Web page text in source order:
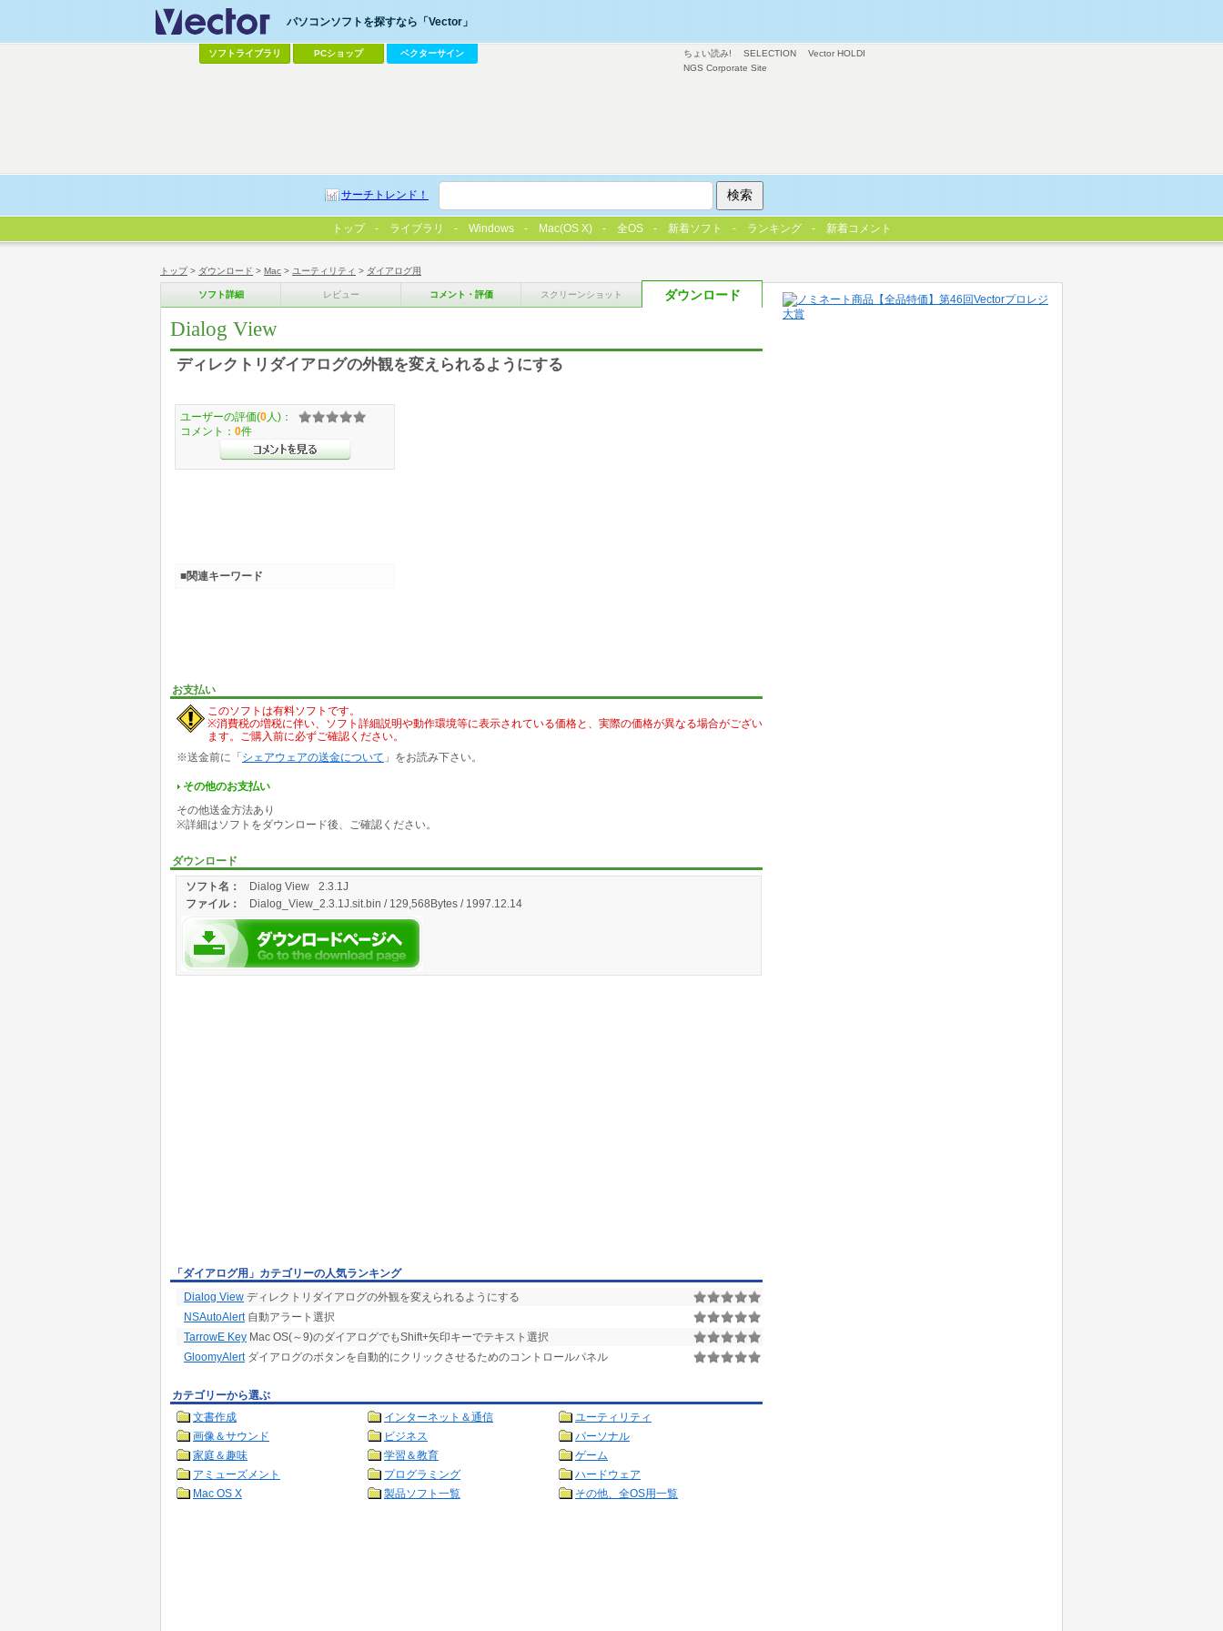
トップ> ダウンロード > Mac > ユーティリティ > ダイアログ用
ソフト詳細 レビュー コメント・評価 スクリーンショット ダウンロード
Dialog View
ディレクトリダイアログの外観を変えられるようにする
お支払い
このソフトは有料ソフトです。
※消費税の増税に伴い、ソフト詳細説明や動作環境等に表示されている価格と、実際の価格が異なる場合がござい
ます。ご購入前に必ずご確認ください。
※送金前に「シェアウェアの送金について 」をお読み下さい。
その他のお支払い
その他送金方法あり
※詳細はソフトをダウンロード後、ご確認ください。
ダウンロード
ソフト名：
Dialog View 2.3.1J
ファイル： Dialog_View_2.3.1J.sit.bin / 129,568Bytes / 1997.12.14
ユーザーの評価(0 人)：
コメント： 0件
■関連キーワード
「ダイアログ用」カテゴリーの人気ランキング
Dialog View ディレクトリダイアログの外観を変えられるようにする
NSAutoAlert自動アラート選択
TarrowE Key Mac OS(～9)のダイアログでもShift+矢印キーでテキスト選択
GloomyAlertダイアログのボタンを自動的にクリックさせるためのコントロールパネル
カテゴリーから選ぶ
文書作成
インターネット＆通信
ユーティリティ
画像＆サウンド
ビジネス
パーソナル
家庭＆趣味
学習＆教育
ゲーム
アミューズメント
プログラミング
ハードウェア
Mac OS X
製品ソフト一覧 その他、全OS用一覧
ちょい読み! SELECTION
Vector HOLDI
NGS Corporate Site
パソコンソフトを探すなら「Vector」
ソフトライブラリ PCショップ ベクターサイン
サーチトレンド！
トップ ライブラリ Windows Mac(OS X) 全OS 新着ソフト ランキング 新着コメント